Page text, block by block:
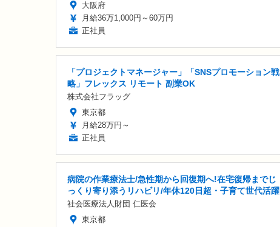
大阪府
月給36万1,000円～60万円
正社員
「プロジェクトマネージャー」「SNSプロモーション戦
略」フレックス リモート 副業OK
株式会社フラッグ
東京都
月給28万円～
正社員
病院の作業療法士/急性期から回復期へ!在宅復帰までじ
っくり寄り添うリハビリ/年休120日超・子育て世代活躍
社会医療法人財団 仁医会
東京都